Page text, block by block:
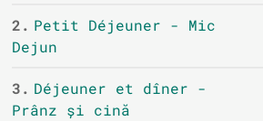
2. Petit Déjeuner - Mic
Dejun
3. Déjeuner et dîner -
Prânz și cină